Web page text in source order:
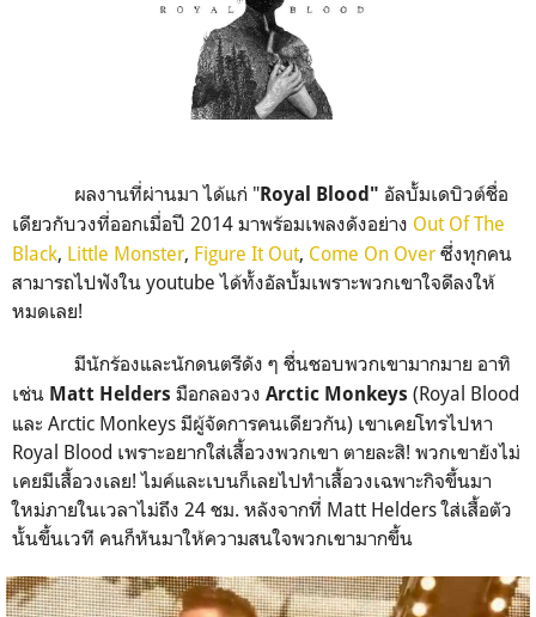
ผลงานที่ผ่านมา ได้แก่ "Royal Blood" อัลบั้มเดบิวต์ชื่อ
เดียวกับวงที่ออกเมื่อปี 2014 มาพร้อมเพลงดังอย่าง Out Of The
Black, Little Monster, Figure It Out, Come On Over ซึ่งทุกคน
สามารถไปฟังใน youtube ได้ทั้งอัลบั้มเพราะพวกเขาใจดีลงให้
หมดเลย!
มีนักร้องและนักดนตรีดัง ๆ ชื่นชอบพวกเขามากมาย อาทิ
เช่น Matt Helders มือกลองวง Arctic Monkeys (Royal Blood
และ Arctic Monkeys มีผู้จัดการคนเดียวกัน) เขาเคยโทรไปหา
Royal Blood เพราะอยากใส่เสื้อวงพวกเขา ตายละสิ! พวกเขายังไม่
เคยมีเสื้อวงเลย! ไมค์และเบนก็เลยไปทำเสื้อวงเฉพาะกิจขึ้นมา
ใหม่ภายในเวลาไม่ถึง 24 ชม. หลังจากที่ Matt Helders ใส่เสื้อตัว
นั้นขึ้นเวที คนก็หันมาให้ความสนใจพวกเขามากขึ้น